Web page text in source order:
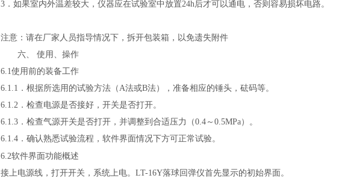
3．如果室内外温差较大，仪器应在试验室中放置24h后才可以通电，否则容易损坏电路。
注意：请在厂家人员指导情况下，拆开包装箱，以免遗失附件
六、 使用、操作
6.1使用前的装备工作
6.1.1．根据所选用的试验方法（A法或B法），准备相应的锤头，砝码等。
6.1.2．检查电源是否接好，开关是否打开。
6.1.3．检查气源开关是否打开，并调整到合适压力（0.4～0.5MPa）。
6.1.4．确认熟悉试验流程，软件界面情况下方可正常试验。
6.2软件界面功能概述
接上电源线，打开开关，系统上电。LT-16Y落球回弹仪首先显示的初始界面。